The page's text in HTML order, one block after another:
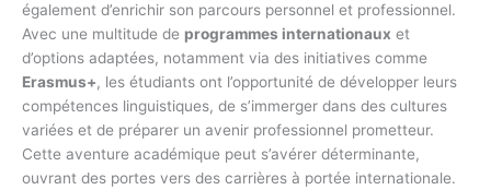
également d’enrichir son parcours personnel et professionnel.
Avec une multitude de programmes internationaux et
d’options adaptées, notamment via des initiatives comme
Erasmus+, les étudiants ont l’opportunité de développer leurs
compétences linguistiques, de s’immerger dans des cultures
variées et de préparer un avenir professionnel prometteur.
Cette aventure académique peut s’avérer déterminante,
ouvrant des portes vers des carrières à portée internationale.